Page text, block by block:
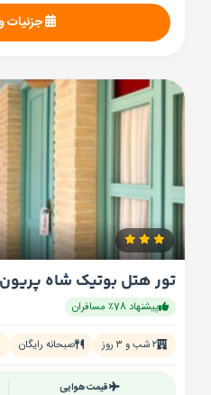
جزئیات
تور هتل بوتیک شاه
پیشنهاد 78٪ مسافران
۲ شب و ۳ روز صبحانه رایگان
قیمت هوایی